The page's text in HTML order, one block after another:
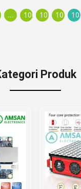
… 100 101 102 103
Produk